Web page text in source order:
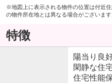
※地図上に表示される物件の位置は付近
の物件所在地とは異なる場合がございます
特徴
陽当り良
閑静な住
住宅性能